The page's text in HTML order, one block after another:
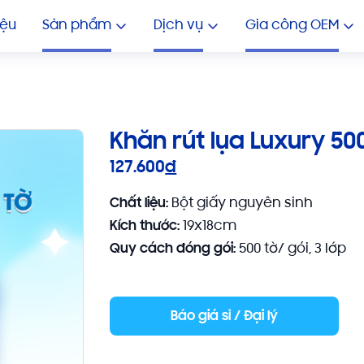
Sản phẩm Dịch vụ
In Khăn Lạnh Giá Rẻ In
Gia công OEM
GIA CÔNG KHĂN ƯỚT NHIỀU
Khăn rút lụa Luxury
127.600đ
Chất liệu: Bột giấy nguyên sinh
Kích thước: 19x18cm
Quy cách đóng gói: 500 tờ/ gói, 3 lớp
Báo giá sỉ / Đại lý